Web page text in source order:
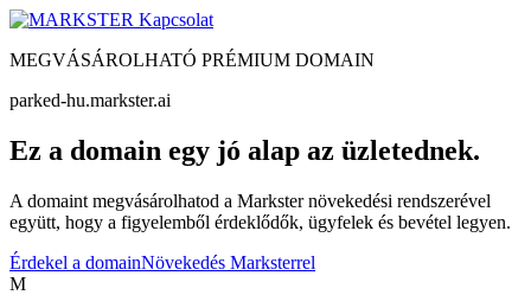
Kapcsolat
MEGVÁSÁROLHATÓ PRÉMIUM DOMAIN
parked-hu.markster.ai
Ez a domain egy jó alap az üzletednek.
A domaint megvásárolhatod a Markster növekedési rendszerével
együtt, hogy a figyelemből érdeklődők, ügyfelek és bevétel legyen.
Érdekel a domainNövekedés Marksterrel
M